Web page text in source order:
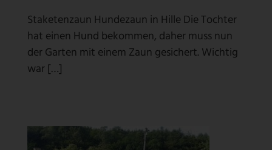
Staketenzaun Hundezaun in Hille Die Tochter
hat einen Hund bekommen, daher muss nun
der Garten mit einem Zaun gesichert. Wichtig
war […]